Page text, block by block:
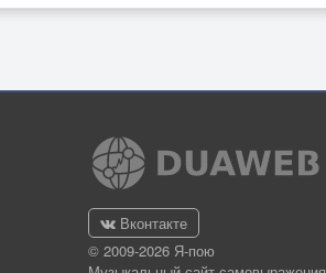
Вконтакте
© 2009-2026 Я-пою